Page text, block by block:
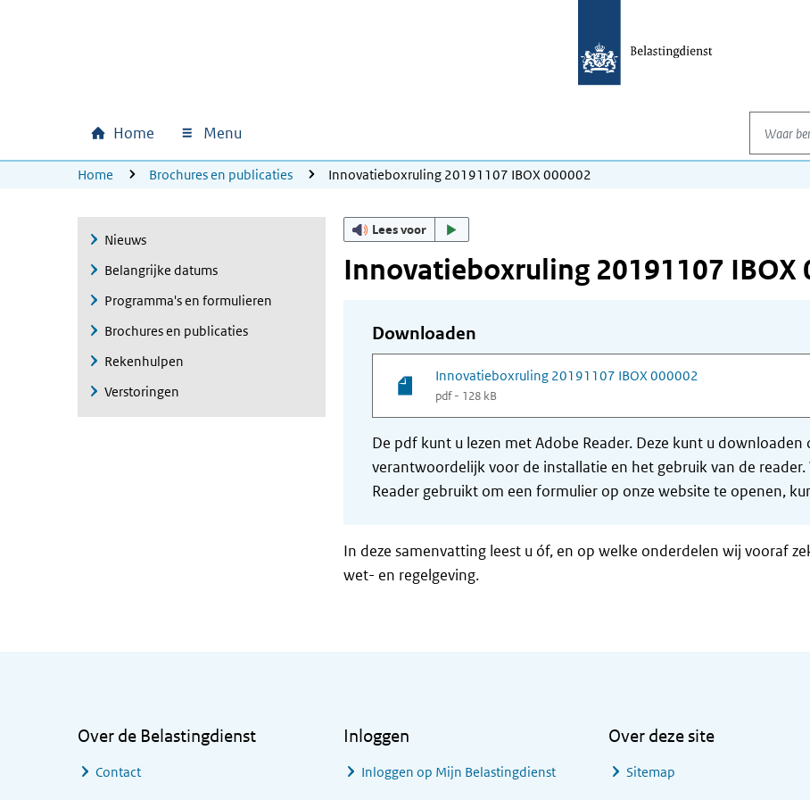
Hoofdnavigatie
Home Menu
Waar
U bevindt zich hier:
Home Brochures en publicaties Innovatieboxruling 20191107 IBOX 000002
Nieuws
Belangrijke datums
Programma's en formulieren
Brochures en publicaties
Rekenhulpen
Verstoringen
Lees voor
Innovatieboxruling 20191107 IBOX
Downloaden
Innovatieboxruling 20191107 IBOX 000002
pdf - 128 kB
De pdf kunt u lezen met Adobe Reader. Deze kunt u
verantwoordelijk voor de installatie en het gebruik van de
Reader gebruikt om een formulier op onze website te openen,
In deze samenvatting leest u óf, en op welke onderdelen wij vooraf
wet- en regelgeving.
Over de Belastingdienst
Contact
Inloggen
Inloggen op Mijn Belastingdienst
Over deze site
Sitemap